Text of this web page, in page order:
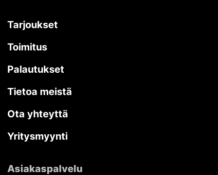
Tarjoukset
Toimitus
Palautukset
Tietoa meistä
Ota yhteyttä
Yritysmyynti
Asiakaspalvelu